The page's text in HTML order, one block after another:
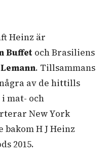
Heinz är
Buffet och Brasiliens
. Tillsammans
av de hittills
mat- och
New York
H J Heinz
2015.